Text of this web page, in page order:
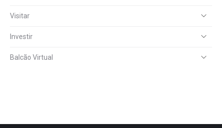
Visitar
Investir
Balcão Virtual